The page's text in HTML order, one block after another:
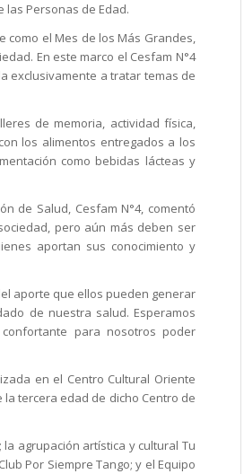
las Personas de Edad.
como el Mes de los Más Grandes,
En este marco el Cesfam N°4
exclusivamente a tratar temas de
de memoria, actividad física,
los alimentos entregados a los
como bebidas lácteas y
de Salud, Cesfam N°4, comentó
pero aún más deben ser
aportan sus conocimiento y
aporte que ellos pueden generar
de nuestra salud. Esperamos
para nosotros poder
en el Centro Cultural Oriente
tercera edad de dicho Centro de
agrupación artística y cultural Tu
Por Siempre Tango; y el Equipo